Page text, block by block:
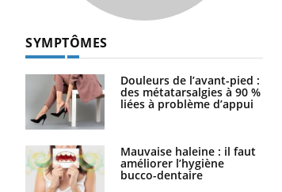
SYMPTÔMES
Douleurs de l’avant-pied :
des métatarsalgies à 90 %
liées à problème d’appui
Mauvaise haleine : il faut
améliorer l’hygiène
bucco-dentaire